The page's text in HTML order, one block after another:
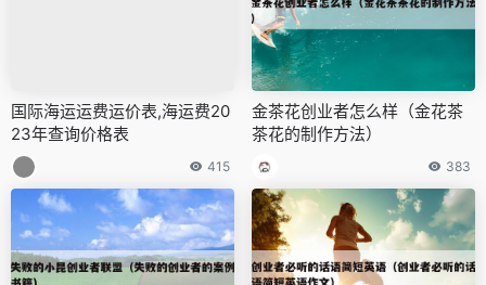
国际海运运费运价表,海运费20
23年查询价格表
415
金茶花创业者怎么样（金花茶
茶花的制作方法）
383